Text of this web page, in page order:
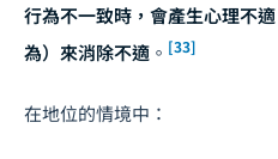
行為不一致時，會產生心理不
為）來消除不適 。 [33]
在地位的情境中：